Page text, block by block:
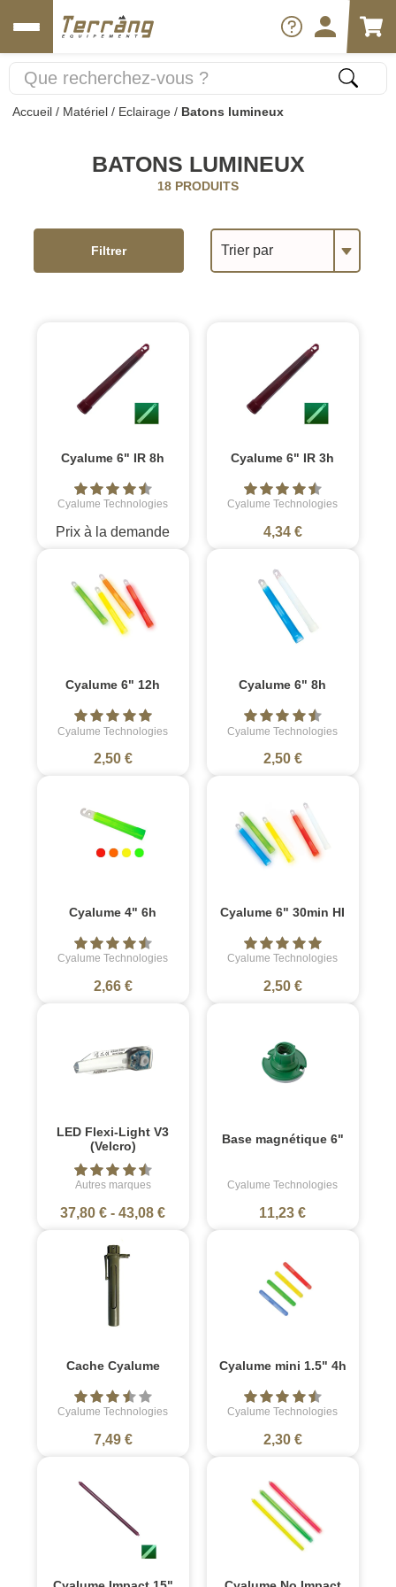
Accueil / Matériel / Eclairage / Batons lumineux
BATONS LUMINEUX
18 PRODUITS
Trier par
Filtrer
Cyalume 6" IR 8h
Cyalume Technologies
Prix à la demande
Cyalume 6" IR 3h
Cyalume Technologies
4,34 €
Cyalume 6" 12h
Cyalume Technologies
2,50 €
Cyalume 6" 8h
Cyalume Technologies
2,50 €
Cyalume 4" 6h
Cyalume Technologies
2,66 €
Cyalume 6" 30min HI
Cyalume Technologies
2,50 €
LED Flexi-Light V3
(Velcro)
Autres marques
37,80 € -43,08 €
Base magnétique 6"
Cyalume Technologies
11,23 €
Cache Cyalume
Cyalume Technologies
7,49 €
Cyalume mini 1.5" 4h
Cyalume Technologies
2,30 €